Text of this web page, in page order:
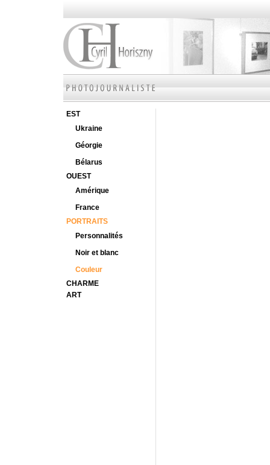
EST
Ukraine
Géorgie
Bélarus
OUEST
Amérique
France
PORTRAITS
Personnalités
Noir et blanc
Couleur
CHARME
ART